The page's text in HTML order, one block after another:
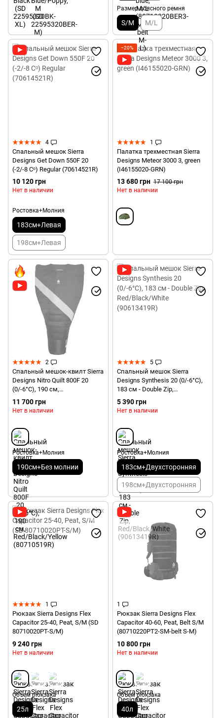
Размер поясного ремня
S/M M/L
4
Спальный мешок Sierra
Designs Get Down 550F 20
(-2/-8 Сᵒ) Regular (70614521R)
10 120 грн
Нет в наличии
Ростовка+Молния
183см+Левая
198см+Левая
−20%
1
Палатка трехместная Sierra
Designs Meteor 3000 3, green
(I46155020-GRN)
13 680 грн 17 100 грн
Нет в наличии
2
Спальный мешок-квилт Sierra
Designs Nitro Quilt 800F 20
(0/-6°C), 190 см,
Red/Black/Yellow (80710519R)
11 700 грн
Нет в наличии
Ростовка+Молния
190см+Без молнии
5
Спальный мешок Sierra
Designs Synthesis 20 (0/-6°C),
183 см - Double Zip,
Red/Black/White (90613419R)
5 390 грн
Нет в наличии
Ростовка+Молния
183см+Двухсторонняя
198см+Двухсторонняя
1
Рюкзак Sierra Designs Flex
Capacitor 25-40, Peat, S/M (SD
80710020PT-S/M)
9 240 грн
Нет в наличии
Объем рюкзака
25л
1
Рюкзак Sierra Designs Flex
Capacitor 40-60, Peat, Belt S/M
(80710220PT2-SM-belt S-M)
10 800 грн
Нет в наличии
Объем рюкзака
40л